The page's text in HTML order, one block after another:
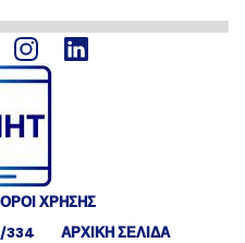
ΟΡΟΙ ΧΡΗΣΗΣ
334
ΑΡΧΙΚΗ ΣΕΛΙΔΑ